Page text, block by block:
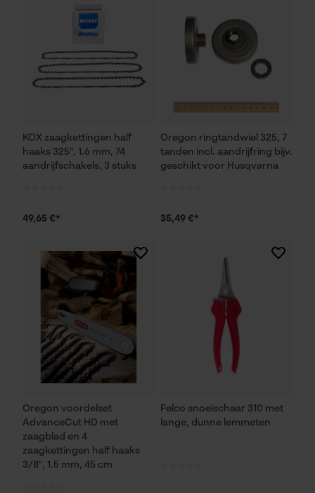
KOX zaagkettingen half
haaks 325", 1.6 mm, 74
aandrijfschakels, 3 stuks
49,65 €*
Oregon ringtandwiel 325, 7
tanden incl. aandrijfring bijv.
geschikt voor Husqvarna
35,49 €*
Oregon voordelset
AdvanceCut HD met
zaagblad en 4
zaagkettingen half haaks
3/8", 1.5 mm, 45 cm
Felco snoeischaar 310 met
lange, dunne lemmeten